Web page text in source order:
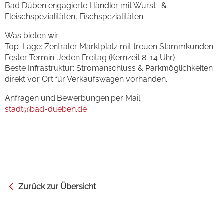
Bad Düben engagierte Händler mit Wurst- &
Fleischspezialitäten, Fischspezialitäten.
Was bieten wir:
Top-Lage: Zentraler Marktplatz mit treuen Stammkunden
Fester Termin: Jeden Freitag (Kernzeit 8-14 Uhr)
Beste Infrastruktur: Stromanschluss & Parkmöglichkeiten
direkt vor Ort für Verkaufswagen vorhanden.
Anfragen und Bewerbungen per Mail:
stadt@bad-dueben.de
Zurück zur Übersicht